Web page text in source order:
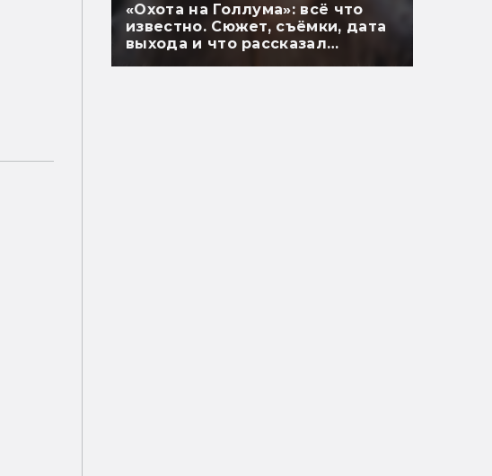
«Охота на Голлума»: всё что
известно. Сюжет, съёмки, дата
выхода и что рассказал